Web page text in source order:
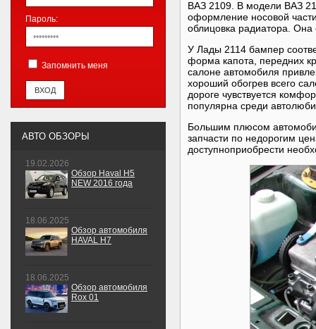
ВАЗ 2109. В модели ВАЗ
оформление носовой
облицовка радиатора. Она
У Лады 2114 бампер
форма капота, передних
салоне автомобиля
хороший обогрев всего
дороге чувствуется
популярна среди
Большим плюсом
запчасти по недорогим
доступноприобрести
Пароль:
Запомнить меня
АВТО ОБЗОРЫ
19.02.2026
Обзор Haval H5
NEW 2016 года
18.06.2025
Обзор автомобиля
HAVAL H7
18.06.2025
Обзор автомобиля
Rox 01